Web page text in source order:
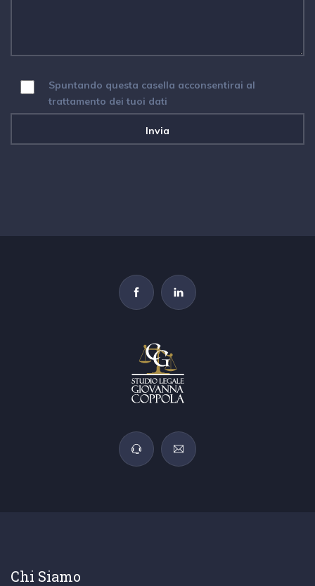
Spuntando questa casella acconsentirai al
trattamento dei tuoi dati
Chi Siamo